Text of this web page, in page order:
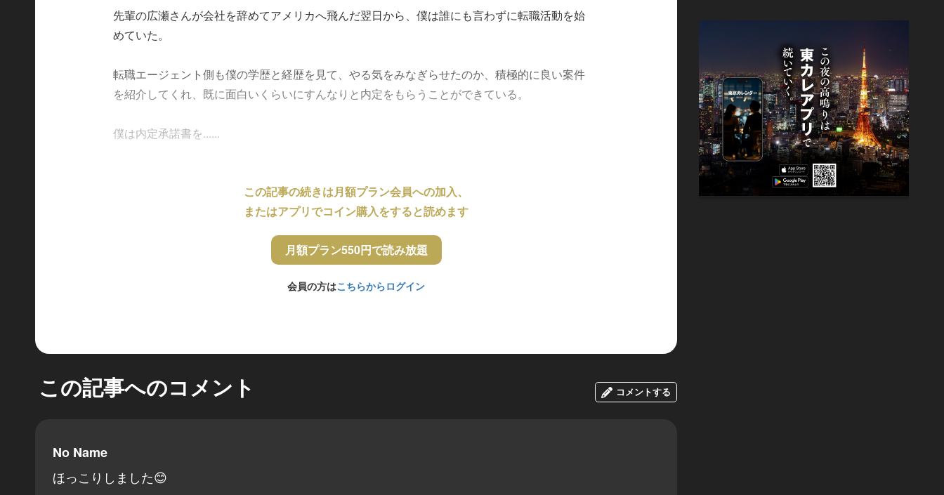
先輩の広瀬さんが会社を辞めてアメリカへ飛んだ翌日から、僕は誰にも言わずに転職活動を始
めていた。
転職エージェント側も僕の学歴と経歴を見て、やる気をみなぎらせたのか、積極的に良い案件
を紹介してくれ、既に面白いくらいにすんなりと内定をもらうことができている。
僕は内定承諾書を......
この記事の続きは月額プラン会員への加入、
またはアプリでコイン購入をすると読めます
月額プラン550円で読み放題
会員の方はこちらからログイン
この記事へのコメント コメントする
No Name
ほっこりしました😊